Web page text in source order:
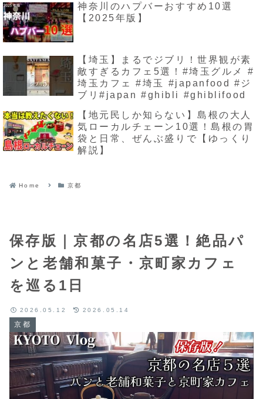
神奈川のハプバーおすすめ10選
【2025年版】
【埼玉】まるでジブリ！世界観が素
敵すぎるカフェ5選！#埼玉グルメ #
埼玉カフェ #埼玉 #japanfood #ジ
ブリ#japan #ghibli #ghiblifood
【地元民しか知らない】島根の大人
気ローカルチェーン10選！島根の胃
袋と日常、ぜんぶ盛りで【ゆっくり
解説】
Home 京都
保存版｜京都の名店5選！絶品パ
ンと老舗和菓子・京町家カフェ
を巡る1日
京都
2026.05.12 2026.05.14